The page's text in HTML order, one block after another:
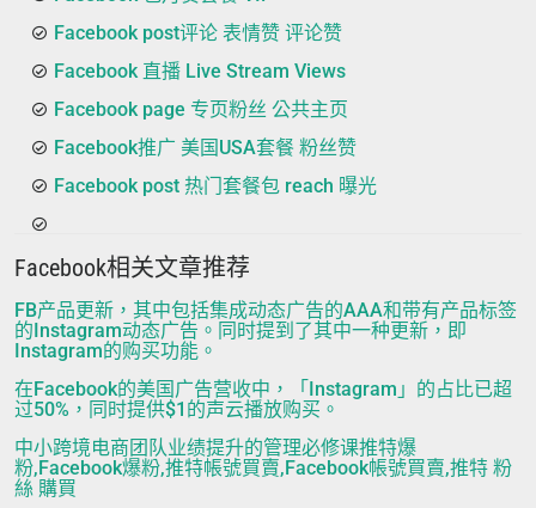
Facebook post评论 表情赞 评论赞
Facebook 直播 Live Stream Views
Facebook page 专页粉丝 公共主页
Facebook推广 美国USA套餐 粉丝赞
Facebook post 热门套餐包 reach 曝光
Facebook相关文章推荐
FB产品更新，其中包括集成动态广告的AAA和带有产品标签
的Instagram动态广告。同时提到了其中一种更新，即
Instagram的购买功能。
在Facebook的美国广告营收中，「Instagram」的占比已超
过50%，同时提供$1的声云播放购买。
中小跨境电商团队业绩提升的管理必修课推特爆
粉,Facebook爆粉,推特帳號買賣,Facebook帳號買賣,推特 粉
絲 購買